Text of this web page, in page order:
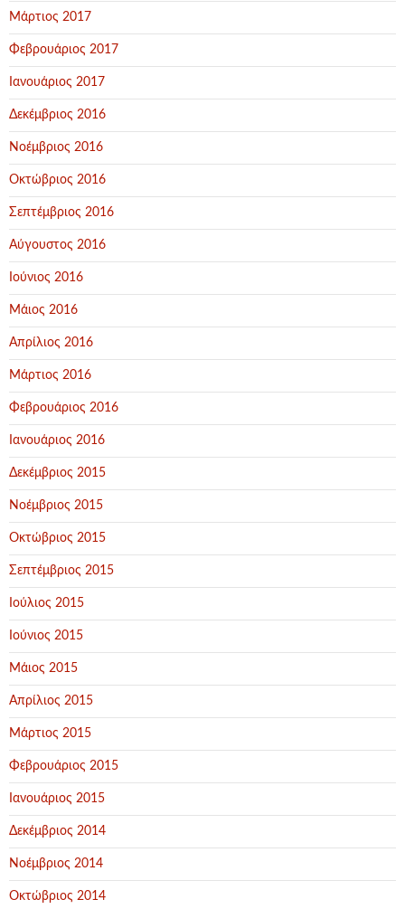
Μάρτιος 2017
Φεβρουάριος 2017
Ιανουάριος 2017
Δεκέμβριος 2016
Νοέμβριος 2016
Οκτώβριος 2016
Σεπτέμβριος 2016
Αύγουστος 2016
Ιούνιος 2016
Μάιος 2016
Απρίλιος 2016
Μάρτιος 2016
Φεβρουάριος 2016
Ιανουάριος 2016
Δεκέμβριος 2015
Νοέμβριος 2015
Οκτώβριος 2015
Σεπτέμβριος 2015
Ιούλιος 2015
Ιούνιος 2015
Μάιος 2015
Απρίλιος 2015
Μάρτιος 2015
Φεβρουάριος 2015
Ιανουάριος 2015
Δεκέμβριος 2014
Νοέμβριος 2014
Οκτώβριος 2014